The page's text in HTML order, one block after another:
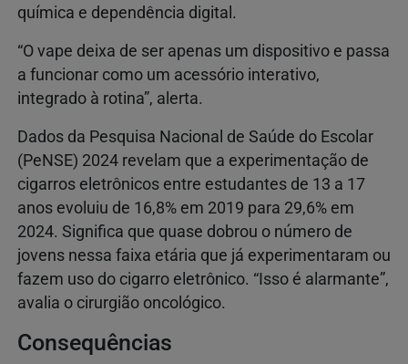
química e dependência digital.
“O vape deixa de ser apenas um dispositivo e passa
a funcionar como um acessório interativo,
integrado à rotina”, alerta.
Dados da Pesquisa Nacional de Saúde do Escolar
(PeNSE) 2024 revelam que a experimentação de
cigarros eletrônicos entre estudantes de 13 a 17
anos evoluiu de 16,8% em 2019 para 29,6% em
2024. Significa que quase dobrou o número de
jovens nessa faixa etária que já experimentaram ou
fazem uso do cigarro eletrônico. “Isso é alarmante”,
avalia o cirurgião oncológico.
Consequências